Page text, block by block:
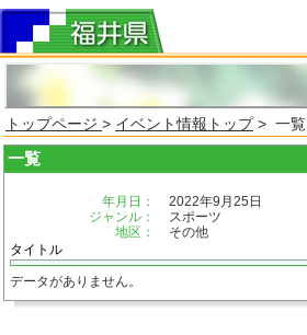
トップページ > イベント情報トップ> 一覧
一覧
年月日：
2022年9月25日
ジャンル：
スポーツ
地区：
その他
タイトル
データがありません。